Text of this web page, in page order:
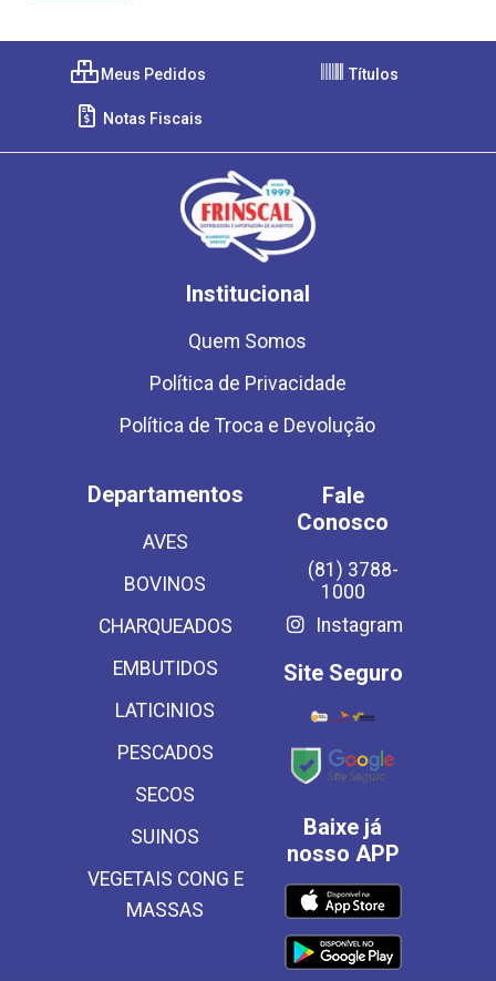
Meus Pedidos Títulos
Notas Fiscais
Institucional
Quem Somos
Política de Privacidade
Política de Troca e Devolução
Departamentos
AVES
BOVINOS
CHARQUEADOS
EMBUTIDOS
LATICINIOS
PESCADOS
SECOS
SUINOS
VEGETAIS CONG E
MASSAS
Fale
Conosco
(81) 3788-
1000
Instagram
Site Seguro
Baixe já
nosso APP